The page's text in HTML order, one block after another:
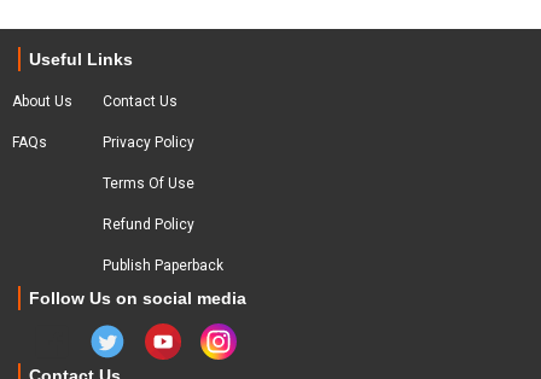
Useful Links
About Us
FAQs
Contact Us
Privacy Policy
Terms Of Use
Refund Policy
Publish Paperback
Follow Us on social media